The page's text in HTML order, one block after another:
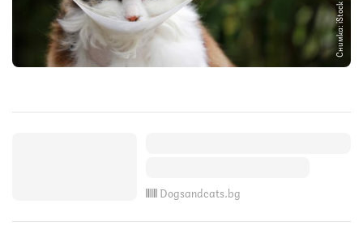
Снимка: iStock
Dogsandcats.bg